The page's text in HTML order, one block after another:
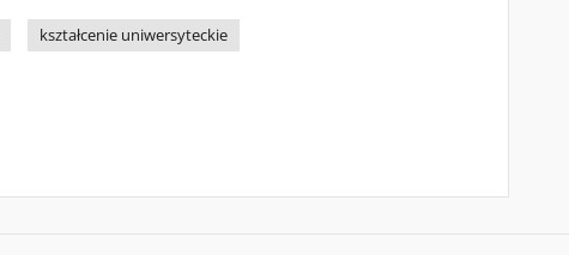
kształcenie uniwersyteckie